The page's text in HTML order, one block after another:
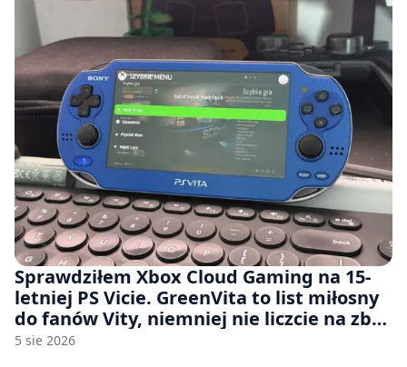
Sprawdziłem Xbox Cloud Gaming na 15-
letniej PS Vicie. GreenVita to list miłosny
do fanów Vity, niemniej nie liczcie na zbyt
wiele [FELIETON]
5 sie 2026